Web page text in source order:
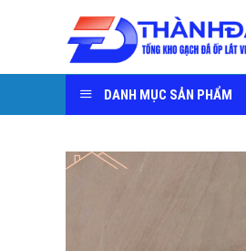
DANH MỤC SẢN PHẨM